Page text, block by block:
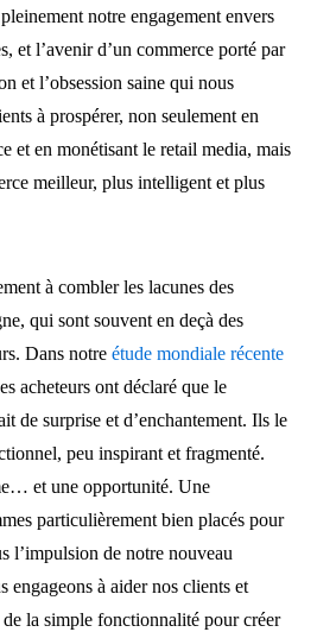
notre engagement envers
et l’avenir d’un commerce porté par
et l’obsession saine qui nous
à prospérer, non seulement en
et en monétisant le retail media, mais
meilleur, plus intelligent et plus
à combler les lacunes des
qui sont souvent en deçà des
Dans notre étude mondiale récente
acheteurs ont déclaré que le
de surprise et d’enchantement. Ils le
peu inspirant et fragmenté.
et une opportunité. Une
particulièrement bien placés pour
l’impulsion de notre nouveau
engageons à aider nos clients et
la simple fonctionnalité pour créer